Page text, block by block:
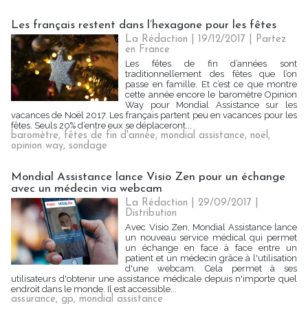
Les français restent dans l’hexagone pour les fêtes
La Rédaction | 19/12/2017
Partez
en France
Les fêtes de fin d’années sont
traditionnellement des fêtes que l’on
passe en famille. Et c’est ce que montre
cette année encore le baromètre Opinion
Way pour Mondial Assistance sur les
vacances de Noël 2017. Les français partent peu en vacances pour les
fêtes. Seuls 20% d’entre eux se déplaceront...
baromètre, fêtes de fin d'année, mondial assistance, noël,
opinion way, sondage
Mondial Assistance lance Visio Zen pour un échange
avec un médecin via webcam
La Rédaction | 29/09/2017
Distribution
Avec Visio Zen, Mondial Assistance lance
un nouveau service médical qui permet
un échange en face à face entre un
patient et un médecin grâce à l'utilisation
d'une webcam. Cela permet à ses
utilisateurs d'obtenir une assistance médicale depuis n'importe quel
endroit dans le monde. Il est accessible...
assurance, gp, mondial assistance